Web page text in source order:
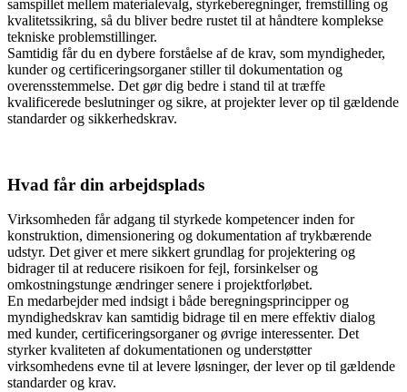
samspillet mellem materialevalg, styrkeberegninger, fremstilling og
kvalitetssikring, så du bliver bedre rustet til at håndtere komplekse
tekniske problemstillinger.
Samtidig får du en dybere forståelse af de krav, som myndigheder,
kunder og certificeringsorganer stiller til dokumentation og
overensstemmelse. Det gør dig bedre i stand til at træffe
kvalificerede beslutninger og sikre, at projekter lever op til gældende
standarder og sikkerhedskrav.
Hvad får din arbejdsplads
Virksomheden får adgang til styrkede kompetencer inden for
konstruktion, dimensionering og dokumentation af trykbærende
udstyr. Det giver et mere sikkert grundlag for projektering og
bidrager til at reducere risikoen for fejl, forsinkelser og
omkostningstunge ændringer senere i projektforløbet.
En medarbejder med indsigt i både beregningsprincipper og
myndighedskrav kan samtidig bidrage til en mere effektiv dialog
med kunder, certificeringsorganer og øvrige interessenter. Det
styrker kvaliteten af dokumentationen og understøtter
virksomhedens evne til at levere løsninger, der lever op til gældende
standarder og krav.